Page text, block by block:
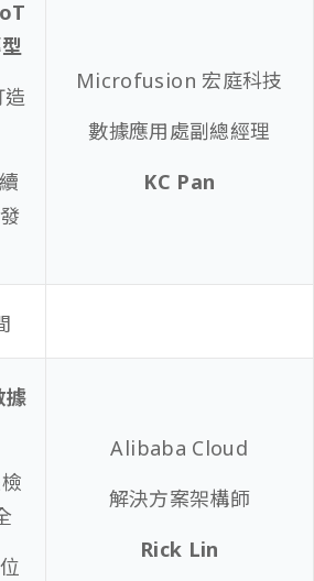
Microfusion 宏庭科技
數據應用處副總經理
KC Pan
據
Alibaba Cloud
解決方案架構師
Rick Lin